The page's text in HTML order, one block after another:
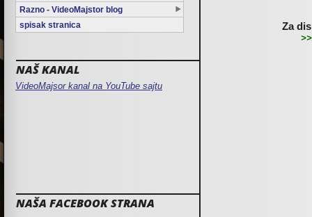
Razno - VideoMajstor blog
spisak stranica
NAŠ KANAL
VideoMajsor kanal na YouTube sajtu
NAŠA FACEBOOK STRANA
Za